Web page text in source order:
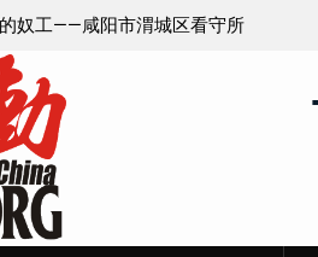
件：荒诞的人与公义的神